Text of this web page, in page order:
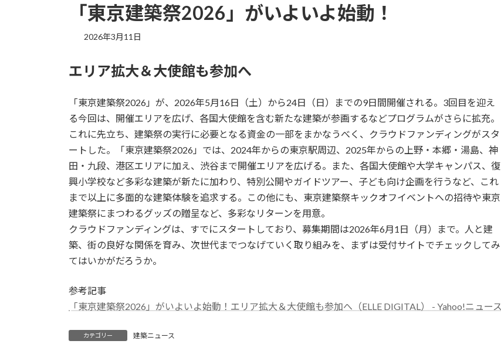
「東京建築祭2026」がいよいよ始動！
2026年3月11日
エリア拡大＆大使館も参加へ
「東京建築祭2026」が、2026年5月16日（土）から24日（日）までの9日間開催される。3回目を迎え
る今回は、開催エリアを広げ、各国大使館を含む新たな建築が参画するなどプログラムがさらに拡充。
これに先立ち、建築祭の実行に必要となる資金の一部をまかなうべく、クラウドファンディングがスタ
ートした。「東京建築祭2026」では、2024年からの東京駅周辺、2025年からの上野・本郷・湯島、神
田・九段、港区エリアに加え、渋谷まで開催エリアを広げる。また、各国大使館や大学キャンパス、復
興小学校など多彩な建築が新たに加わり、特別公開やガイドツアー、子ども向け企画を行うなど、これ
まで以上に多面的な建築体験を追求する。この他にも、東京建築祭キックオフイベントへの招待や東京
建築祭にまつわるグッズの贈呈など、多彩なリターンを用意。
クラウドファンディングは、すでにスタートしており、募集期間は2026年6月1日（月）まで。人と建
築、街の良好な関係を育み、次世代までつなげていく取り組みを、まずは受付サイトでチェックしてみ
てはいかがだろうか。
参考記事
「東京建築祭2026」がいよいよ始動！エリア拡大＆大使館も参加へ（ELLE DIGITAL） - Yahoo!ニュース
カテゴリー 建築ニュース